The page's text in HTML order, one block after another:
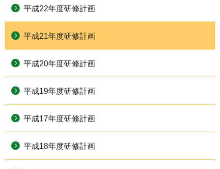
平成22年度研修計画
平成21年度研修計画
平成20年度研修計画
平成19年度研修計画
平成17年度研修計画
平成18年度研修計画